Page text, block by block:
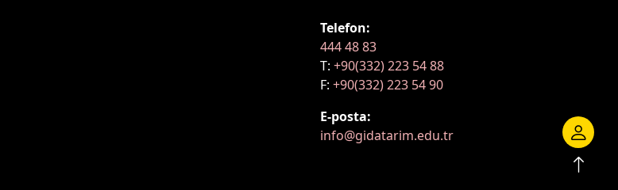
Telefon:
444 48 83
T: +90(332) 223 54 88
F: +90(332) 223 54 90
E-posta:
info@gidatarim.edu.tr